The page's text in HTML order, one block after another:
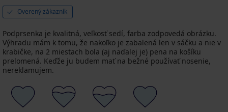
Overený zákazník
Podprsenka je kvalitná, veľkosť sedí, farba zodpovedá obrázku.
Výhradu mám k tomu, že nakoľko je zabalená len v sáčku a nie v
krabičke, na 2 miestach bola (aj naďalej je) pena na košíku
prelomená. Keďže ju budem mať na bežné používať nosenie,
nereklamujem.